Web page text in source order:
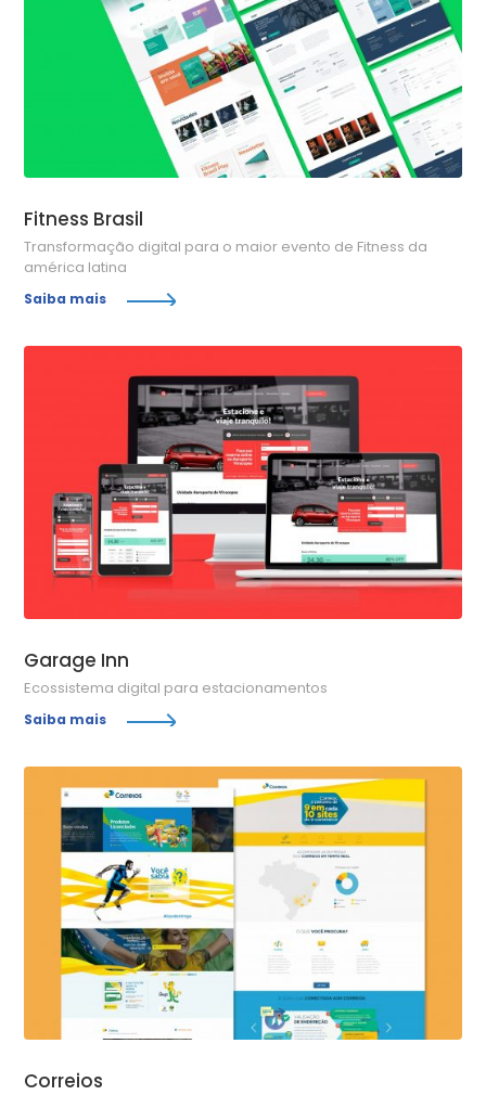
Fitness Brasil
Transformação digital para o maior evento de Fitness da
américa latina
Saiba mais
Garage Inn
Ecossistema digital para estacionamentos
Saiba mais
Correios